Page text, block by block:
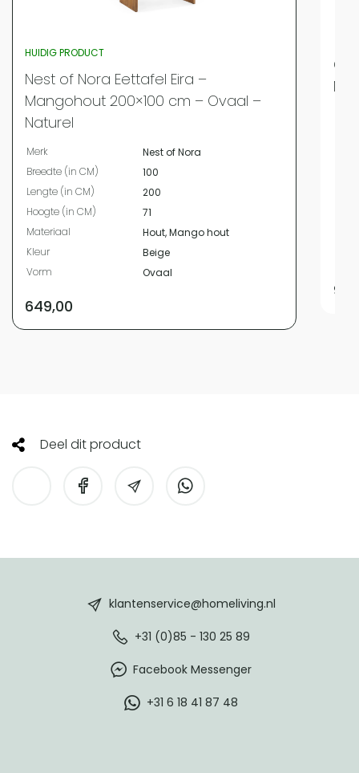
HUIDIG PRODUCT
Nest of Nora Eettafel Eira –
Mangohout 200×100 cm – Ovaal –
Naturel
Merk
Nest of Nora
Breedte (in CM)
100
Lengte (in CM)
200
Hoogte (in CM)
71
Materiaal
Hout, Mango hout
Kleur
Beige
Vorm
Ovaal
649,00
Deel dit product
klantenservice@homeliving.nl
+31 (0)85 - 130 25 89
Facebook Messenger
+31 6 18 41 87 48